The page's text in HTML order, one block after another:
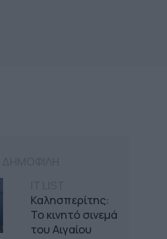
Καλησπερίτης:
Το κινητό σινεμά
του Αιγαίου